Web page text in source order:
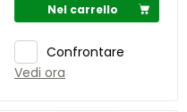
Nel carrello
Confrontare
Vedi ora